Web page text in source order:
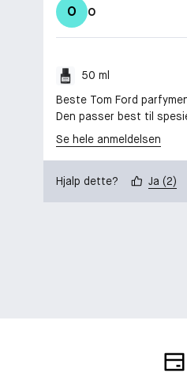
O O
50 ml
Beste Tom Ford
Den passer best til
Se hele anmeldelsen
Hjalp dette? Ja (2)